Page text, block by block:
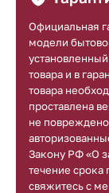
Официальная
модели
товара и в
товара
проставлена
не
Закону РФ «О
течение срока
свяжитесь с